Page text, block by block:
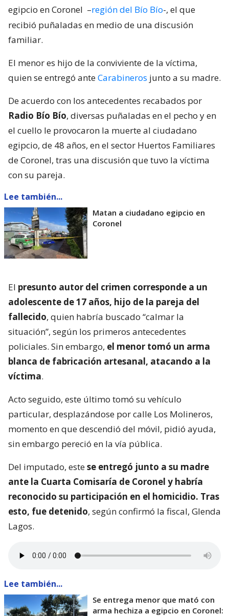
egipcio en Coronel –región del Bío Bío-, el que
recibió puñaladas en medio de una discusión
familiar.
El menor es hijo de la conviviente de la víctima,
quien se entregó anteCarabineros junto a su madre.
De acuerdo con los antecedentes recabados por
Radio Bío Bío, diversas puñaladas en el pecho y en
el cuello le provocaron la muerte al ciudadano
egipcio, de 48 años, en el sector Huertos Familiares
de Coronel, tras una discusión que tuvo la víctima
con su pareja.
Lee también...
Matan a ciudadano egipcio en
Coronel
El presunto autor del crimen corresponde a un
adolescente de 17 años, hijo de la pareja del
fallecido, quien habría buscado “calmar la
situación”, según los primeros antecedentes
policiales. Sin embargo, el menor tomó un arma
blanca de fabricación artesanal, atacando a la
víctima.
Acto seguido, este último tomó su vehículo
particular, desplazándose por calle Los Molineros,
momento en que descendió del móvil, pidió ayuda,
sin embargo pereció en la vía pública.
Del imputado, estese entregó junto a su madre
ante la Cuarta Comisaría de Coronel y habría
reconocido su participación en el homicidio. Tras
esto, fue detenido, según confirmó la fiscal, Glenda
Lagos.
Lee también...
Se entrega menor que mató con
arma hechiza a egipcio en Coronel: